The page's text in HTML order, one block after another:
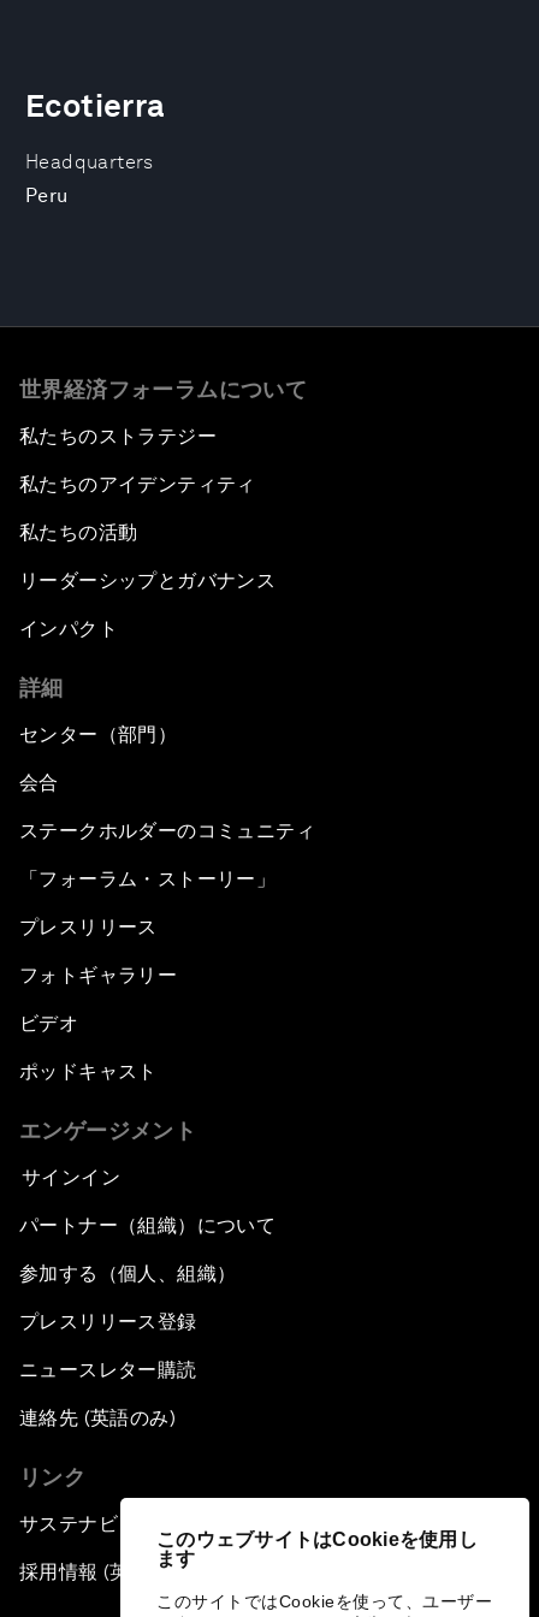
このウェブサイトはCookieを使用し
ます
このサイトではCookieを使って、ユーザー
Headquarters
Peru
Ecotierra
世界経済フォーラムについて
私たちのストラテジー
私たちのアイデンティティ
私たちの活動
リーダーシップとガバナンス
インパクト
詳細
センター（部門）
会合
ステークホルダーのコミュニティ
「フォーラム・ストーリー」
プレスリリース
フォトギャラリー
ビデオ
ポッドキャスト
エンゲージメント
サインイン
パートナー（組織）について
参加する（個人、組織）
プレスリリース登録
ニュースレター購読
連絡先 (英語のみ)
リンク
サステナビリティへの取り組み
採用情報 (英語のみ)